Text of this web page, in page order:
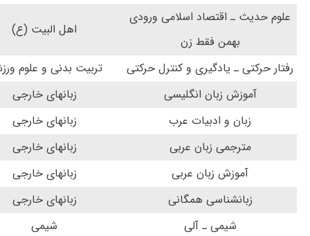
علوم حدیث ـ اقتصاد اسلامی ورودی
بهمن فقط زن
اهل البیت (ع)
رفتار حرکتی ـ یادگیری و کنترل حرکتی
تربیت بدنی و علوم
آموزش زبان انگلیسی
زبانهای خارجی
زبان و ادبیات عرب
زبانهای خارجی
مترجمی زبان عربی
زبانهای خارجی
آموزش زبان عربی
زبانهای خارجی
زبانشناسی همگانی
زبانهای خارجی
شیمی ـ آلی
شیمی